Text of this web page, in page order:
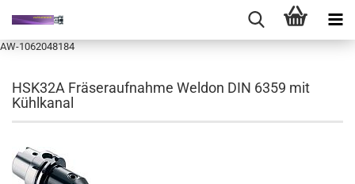
AW-1062048184
HSK32A Fräseraufnahme Weldon DIN 6359 mit
Kühlkanal